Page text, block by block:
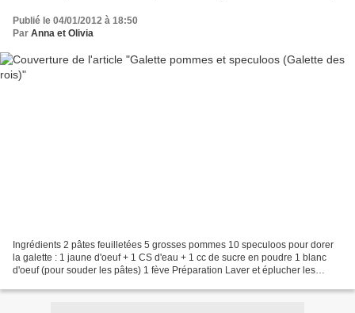
Publié le 04/01/2012 à 18:50
Par Anna et Olivia
Ingrédients 2 pâtes feuilletées 5 grosses pommes 10 speculoos pour dorer
la galette : 1 jaune d'oeuf + 1 CS d'eau + 1 cc de sucre en poudre 1 blanc
d'oeuf (pour souder les pâtes) 1 fève Préparation Laver et éplucher les